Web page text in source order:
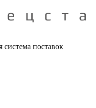
поставок